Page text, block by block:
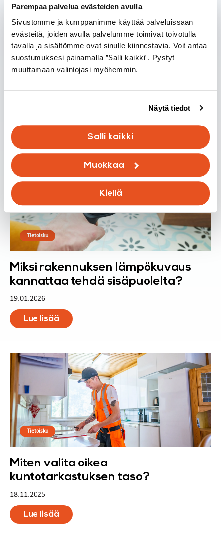
Parempaa palvelua evästeiden avulla
Sivustomme ja kumppanimme käyttää palveluissaan
evästeitä, joiden avulla palvelumme toimivat toivotulla
tavalla ja sisältömme ovat sinulle kiinnostavia. Voit antaa
suostumuksesi painamalla ”Salli kaikki”. Pystyt
muuttamaan valintojasi myöhemmin.
Näytä tiedot
Salli kaikki
Muokkaa
Kiellä
Tietoisku
VOC-yhdisteet sisäilmassa – mitä
Lue lisää
Tietoisku
Miksi rakennuksen lämpökuvaus
kannattaa tehdä sisäpuolelta?
19.01.2026
Lue lisää
Tietoisku
Miten valita oikea
kuntotarkastuksen taso?
18.11.2025
Lue lisää